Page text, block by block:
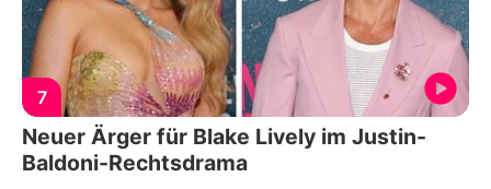
7
Neuer Ärger für Blake Lively im Justin-
Baldoni-Rechtsdrama